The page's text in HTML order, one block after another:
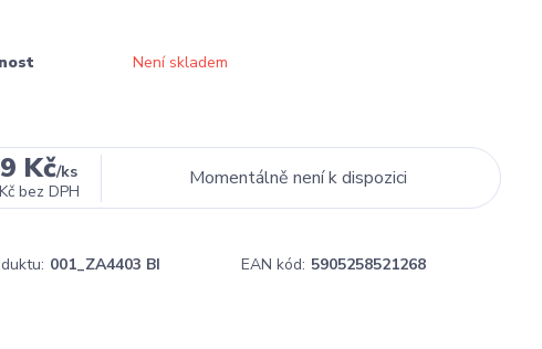
Není skladem
Kč/ks
bez DPH
Momentálně není k dispozici
001_ZA4403 BI EAN kód: 5905258521268